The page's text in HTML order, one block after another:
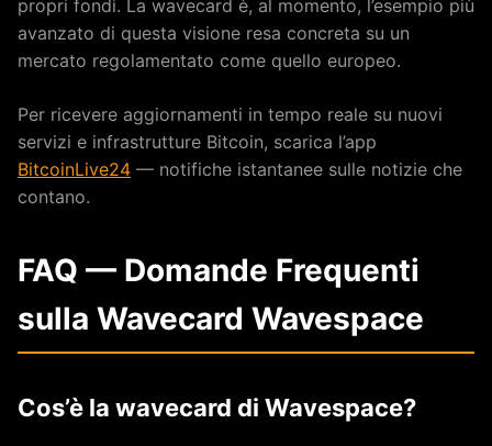
propri fondi. La wavecard è, al momento, l’esempio più
avanzato di questa visione resa concreta su un
mercato regolamentato come quello europeo.
Per ricevere aggiornamenti in tempo reale su nuovi
servizi e infrastrutture Bitcoin, scarica l’app
BitcoinLive24 — notifiche istantanee sulle notizie che
contano.
FAQ — Domande Frequenti
sulla Wavecard Wavespace
Cos’è la wavecard di Wavespace?